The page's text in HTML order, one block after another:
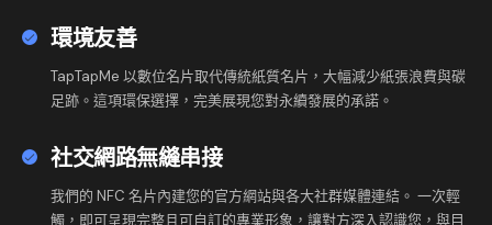
環境友善
TapTapMe 以數位名片取代傳統紙質名片，大幅減少紙張浪費與碳
足跡。這項環保選擇，完美展現您對永續發展的承諾。
社交網路無縫串接
我們的 NFC 名片內建您的官方網站與各大社群媒體連結。 一次輕
觸，即可呈現完整且可自訂的專業形象，讓對方深入認識您，與目